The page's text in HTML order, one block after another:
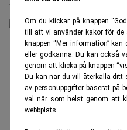
Om du klickar på knappen
till att vi använder kakor för
knappen “Mer information”
eller godkänna. Du kan också
genom att klicka på knappen
Du kan när du vill återkalla ditt
av personuppgifter baserat på
val när som helst genom att
webbplats.